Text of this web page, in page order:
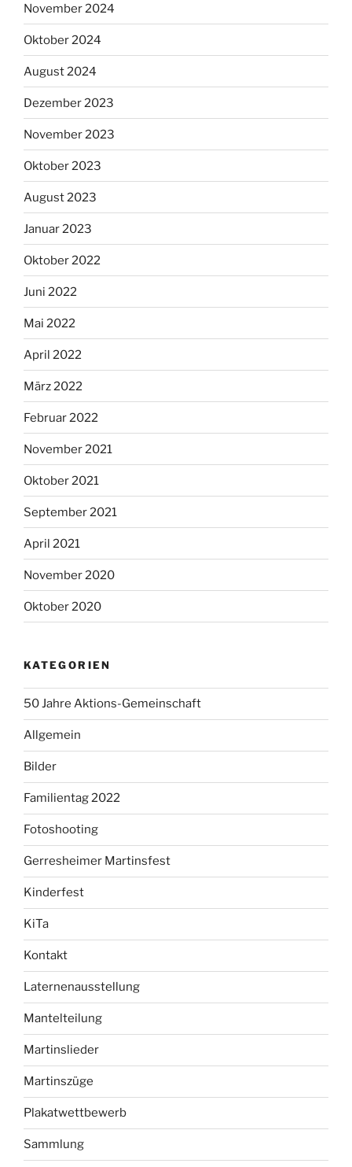
November 2024
Oktober 2024
August 2024
Dezember 2023
November 2023
Oktober 2023
August 2023
Januar 2023
Oktober 2022
Juni 2022
Mai 2022
April 2022
März 2022
Februar 2022
November 2021
Oktober 2021
September 2021
April 2021
November 2020
Oktober 2020
KATEGORIEN
50 Jahre Aktions-Gemeinschaft
Allgemein
Bilder
Familientag 2022
Fotoshooting
Gerresheimer Martinsfest
Kinderfest
KiTa
Kontakt
Laternenausstellung
Mantelteilung
Martinslieder
Martinszüge
Plakatwettbewerb
Sammlung